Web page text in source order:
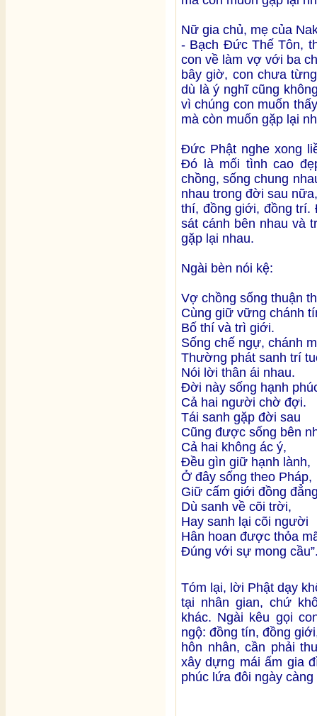
Nữ gia chủ, mẹ của
- Bạch Đức Thế Tôn,
con về làm vợ với ba
bây giờ, con chưa
dù là ý nghĩ cũng
vì chúng con muốn
mà còn muốn gặp lại
Đức Phật nghe xong
Đó là mối tình cao
chồng, sống chung
nhau trong đời sau
thí, đồng giới, đồng
sát cánh bên nhau và
gặp lại nhau.
Ngài bèn nói kệ:
Vợ chồng sống thuận
Cùng giữ vững chánh
Bố thí và trì giới.
Sống chế ngự, chánh
Thường phát sanh trí
Nói lời thân ái nhau.
Đời này sống hạnh
Cả hai người chờ đợi.
Tái sanh gặp đời sau
Cũng được sống bên
Cả hai không ác ý,
Đều gìn giữ hạnh lành,
Ở đây sống theo Pháp,
Giữ cấm giới đồng
Dù sanh về cõi trời,
Hay sanh lại cõi người
Hân hoan được thỏa
Đúng với sự mong
Tóm lại, lời Phật dạy
tại nhân gian, chứ
khác. Ngài kêu gọi
ngộ: đồng tín, đồng
hôn nhân, cần phải
xây dựng mái ấm gia
phúc lứa đôi ngày